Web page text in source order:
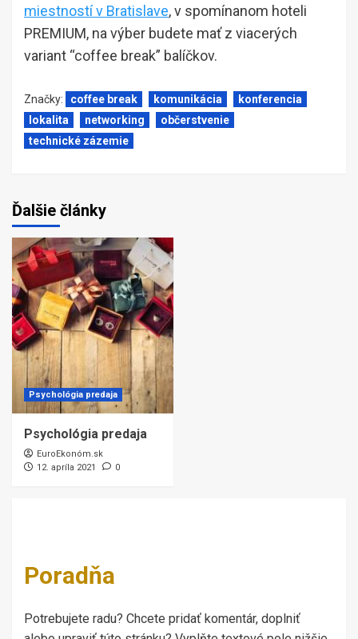
miestností v Bratislave, v spomínanom hoteli
PREMIUM, na výber budete mať z viacerých
variant “coffee break” balíčkov.
Značky: coffee break komunikácia
konferencia
lokalita
networking
občerstvenie
technické zázemie
Ďalšie články
Psychológia predaja
Psychológia predaja
EuroEkonóm.sk
12. apríla 2021
0
Poradňa
Potrebujete radu? Chcete pridať komentár, doplniť